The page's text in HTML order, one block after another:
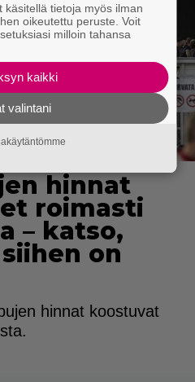
hinnat
roimasti
– katso,
on
hinnat koostuvat
tietoja myös ilman
oikeutettu peruste. Voit
milloin tahansa
kaikki
valintani